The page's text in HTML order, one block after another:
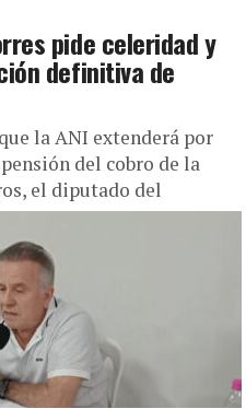
pide celeridad y
definitiva de
la ANI extenderá por
del cobro de la
el diputado del